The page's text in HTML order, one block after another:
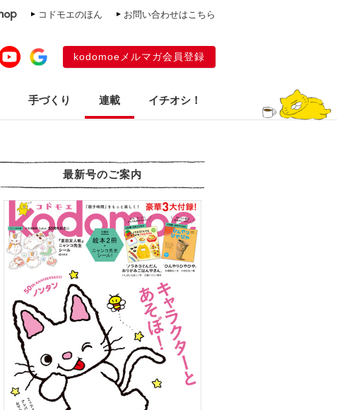
コドモエのほん お問い合わせはこちら
kodomoeメルマガ会員登録
手づくり 連載 イチオシ！
最新号のご案内